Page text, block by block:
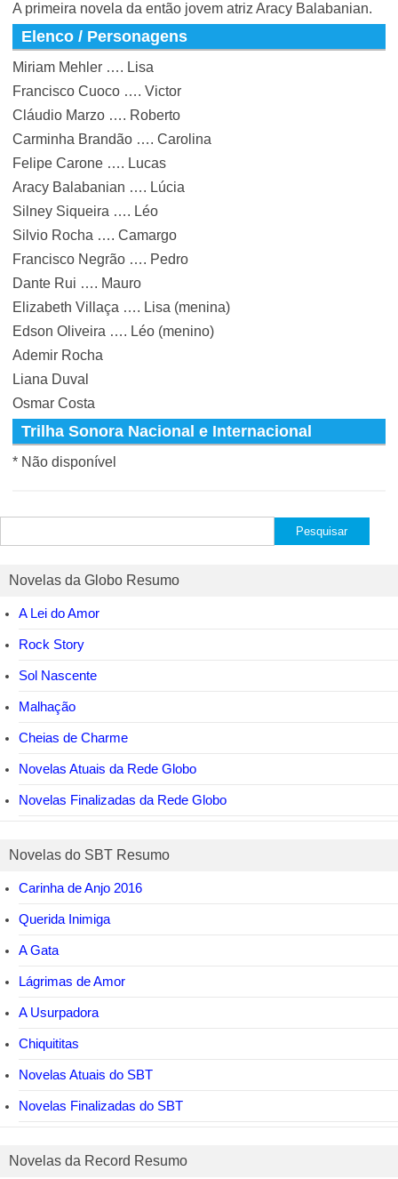
A primeira novela da então jovem atriz Aracy Balabanian.
Elenco / Personagens
Miriam Mehler …. Lisa
Francisco Cuoco …. Victor
Cláudio Marzo …. Roberto
Carminha Brandão …. Carolina
Felipe Carone …. Lucas
Aracy Balabanian …. Lúcia
Silney Siqueira …. Léo
Silvio Rocha …. Camargo
Francisco Negrão …. Pedro
Dante Rui …. Mauro
Elizabeth Villaça …. Lisa (menina)
Edson Oliveira …. Léo (menino)
Ademir Rocha
Liana Duval
Osmar Costa
Trilha Sonora Nacional e Internacional
* Não disponível
por:
Novelas da Globo Resumo
A Lei do Amor
Rock Story
Sol Nascente
Malhação
Cheias de Charme
Novelas Atuais da Rede Globo
Novelas Finalizadas da Rede Globo
Novelas do SBT Resumo
Carinha de Anjo 2016
Querida Inimiga
A Gata
Lágrimas de Amor
A Usurpadora
Chiquititas
Novelas Atuais do SBT
Novelas Finalizadas do SBT
Novelas da Record Resumo